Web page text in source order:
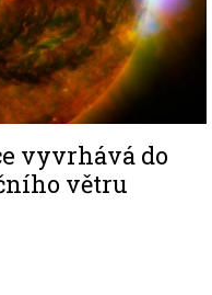
vyvrhává do
větru